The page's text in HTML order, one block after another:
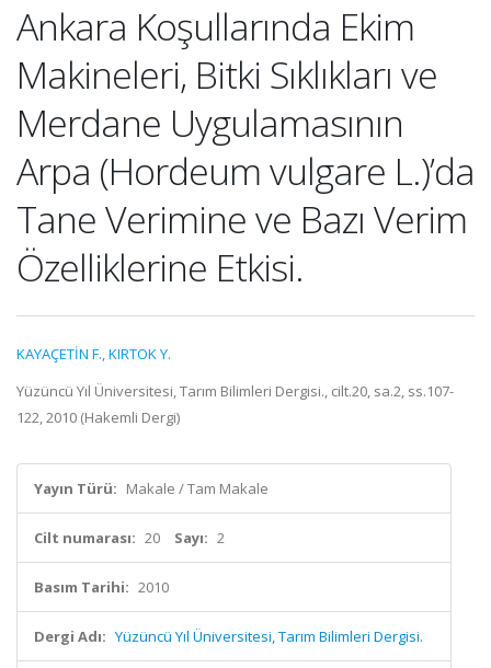
Ankara Koşullarında Ekim
Makineleri, Bitki Sıklıkları ve
Merdane Uygulamasının
Arpa (Hordeum vulgare L.)’da
Tane Verimine ve Bazı Verim
Özelliklerine Etkisi.
KAYAÇETİN F.,KIRTOK Y.
Yüzüncü Yıl Üniversitesi, Tarım Bilimleri Dergisi., cilt.20, sa.2, ss.107-
122, 2010 (Hakemli Dergi)
Yayın Türü: Makale / Tam Makale
Cilt numarası: 20 Sayı: 2
Basım Tarihi: 2010
Dergi Adı: Yüzüncü Yıl Üniversitesi, Tarım Bilimleri Dergisi.